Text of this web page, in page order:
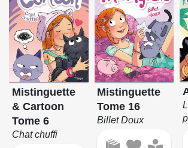
Mistinguette
& Cartoon
Tome 6
Chat chuffi
Mistinguette
Tome 16
Billet Doux